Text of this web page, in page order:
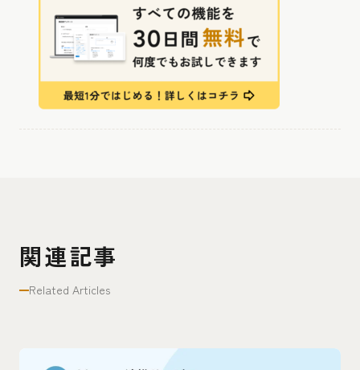
関連記事
Related Articles